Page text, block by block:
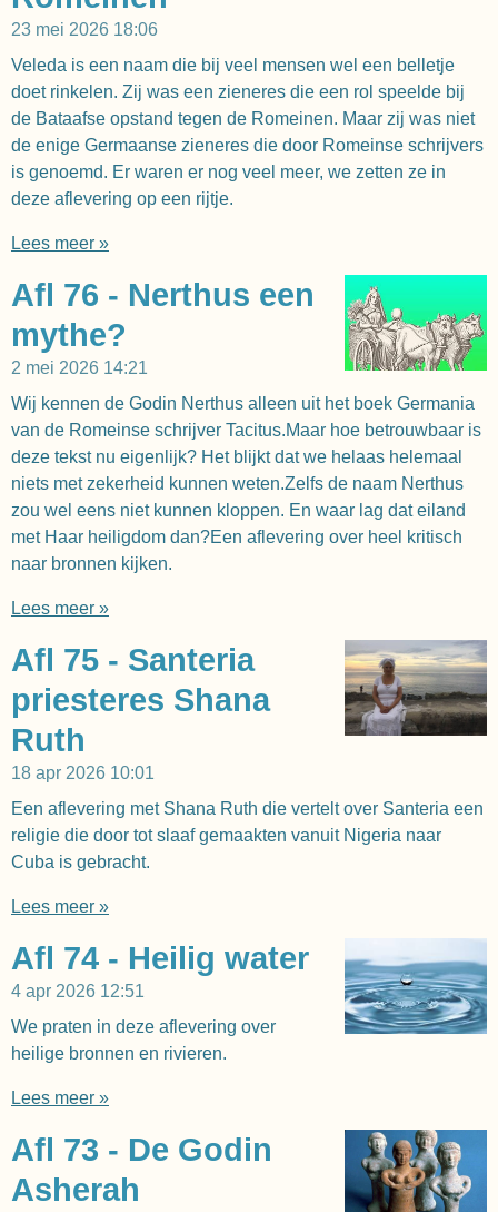
23 mei 2026 18:06
Veleda is een naam die bij veel mensen wel een belletje
doet rinkelen. Zij was een zieneres die een rol speelde bij
de Bataafse opstand tegen de Romeinen. Maar zij was niet
de enige Germaanse zieneres die door Romeinse schrijvers
is genoemd. Er waren er nog veel meer, we zetten ze in
deze aflevering op een rijtje.
Lees meer »
Afl 76 - Nerthus een
mythe?
2 mei 2026 14:21
Wij kennen de Godin Nerthus alleen uit het boek Germania
van de Romeinse schrijver Tacitus.Maar hoe betrouwbaar is
deze tekst nu eigenlijk? Het blijkt dat we helaas helemaal
niets met zekerheid kunnen weten.Zelfs de naam Nerthus
zou wel eens niet kunnen kloppen. En waar lag dat eiland
met Haar heiligdom dan?Een aflevering over heel kritisch
naar bronnen kijken.
Lees meer »
Afl 75 - Santeria
priesteres Shana
Ruth
18 apr 2026 10:01
Een aflevering met Shana Ruth die vertelt over Santeria een
religie die door tot slaaf gemaakten vanuit Nigeria naar
Cuba is gebracht.
Lees meer »
Afl 74 - Heilig water
4 apr 2026 12:51
We praten in deze aflevering over
heilige bronnen en rivieren.
Lees meer »
Afl 73 - De Godin
Asherah